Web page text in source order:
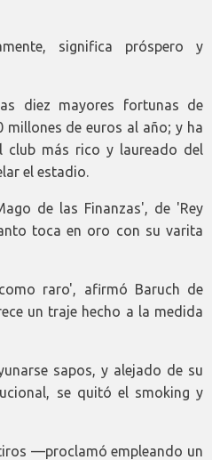
significa próspero y
diez mayores fortunas de
millones de euros al año; y ha
club más rico y laureado del
el estadio.
de las Finanzas', de 'Rey
toca en oro con su varita
raro', afirmó Baruch de
un traje hecho a la medida
sapos, y alejado de su
se quitó el smoking y
—proclamó empleando un